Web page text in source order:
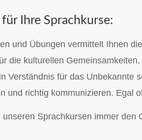
Ihre Sprachkurse:
und Übungen vermittelt Ihnen
die kulturellen
Verständnis für das Unbekannte
und richtig kommunizieren. Egal
Sprachkursen immer